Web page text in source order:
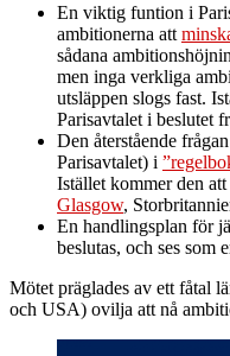
En viktig funtion i
ambitionerna att
sådana
men inga verkliga
utsläppen slogs fast.
Parisavtalet i beslutet
Den återstående
Parisavtalet) i
Istället kommer den
Glasgow,
En handlingsplan för
beslutas, och ses som
Mötet präglades av ett fåtal
och USA) ovilja att nå